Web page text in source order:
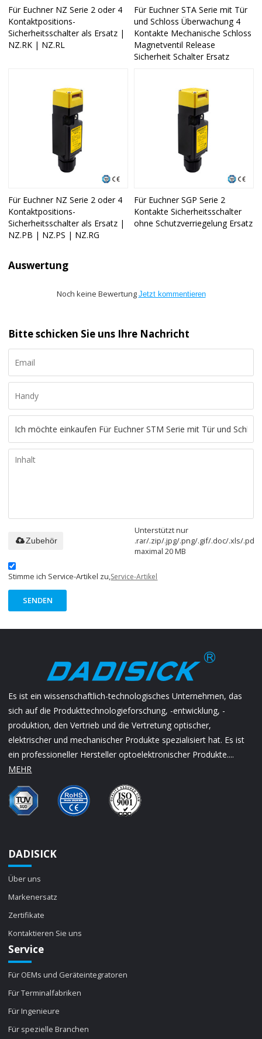
Für Euchner NZ Serie 2 oder 4
Kontaktpositions-
Sicherheitsschalter als Ersatz |
NZ.RK | NZ.RL
Für Euchner STA Serie mit Tür
und Schloss Überwachung 4
Kontakte Mechanische Schloss
Magnetventil Release
Sicherheit Schalter Ersatz
Für Euchner NZ Serie 2 oder 4
Kontaktpositions-
Sicherheitsschalter als Ersatz |
NZ.PB | NZ.PS | NZ.RG
Für Euchner SGP Serie 2
Kontakte Sicherheitsschalter
ohne Schutzverriegelung Ersatz
Auswertung
Noch keine Bewertung Jetzt kommentieren
Bitte schicken Sie uns Ihre Nachricht
Unterstützt nur
.rar/.zip/.jpg/.png/.gif/.doc/.xls/.pdf,
maximal 20 MB
Zubehör
Stimme ich Service-Artikel zu,Service-Artikel
SENDEN
Es ist ein wissenschaftlich-technologisches Unternehmen, das
sich auf die Produkttechnologieforschung, -entwicklung, -
produktion, den Vertrieb und die Vertretung optischer,
elektrischer und mechanischer Produkte spezialisiert hat. Es ist
ein professioneller Hersteller optoelektronischer Produkte....
MEHR
DADISICK
Über uns
Markenersatz
Zertifikate
Kontaktieren Sie uns
Service
Für OEMs und Geräteintegratoren
Für Terminalfabriken
Für Ingenieure
Für spezielle Branchen